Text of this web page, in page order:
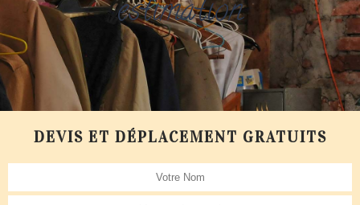
estimation
DEVIS ET DÉPLACEMENT GRATUITS